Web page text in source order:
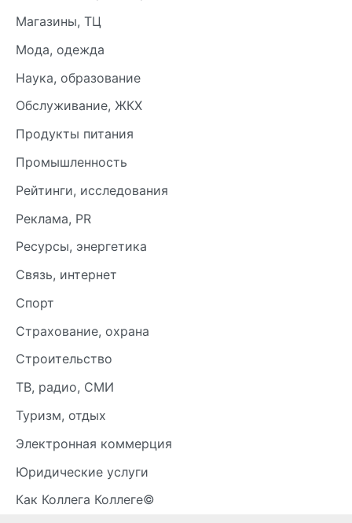
Магазины, ТЦ
Мода, одежда
Наука, образование
Обслуживание, ЖКХ
Продукты питания
Промышленность
Рейтинги, исследования
Реклама, PR
Ресурсы, энергетика
Связь, интернет
Спорт
Страхование, охрана
Строительство
ТВ, радио, СМИ
Туризм, отдых
Электронная коммерция
Юридические услуги
Как Коллега Коллеге©